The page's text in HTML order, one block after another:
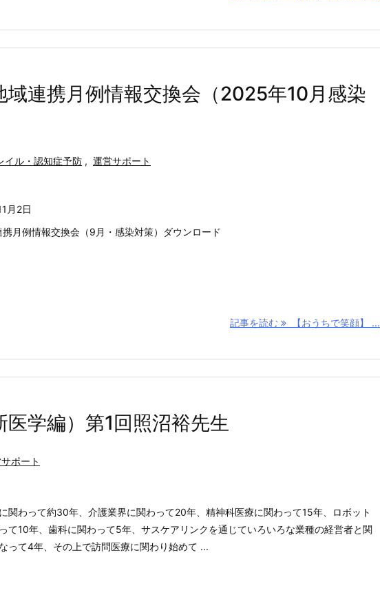
域連携月例情報交換会（2025年10月感染
イル・認知症予防 , 運営サポート
月2日
月例情報交換会（9月・感染対策）ダウンロード
記事を読む 【おうちで笑顔】 ...
学編）第1回照沼裕先生
ポート
関わって約30年、介護業界に関わって20年、精神科医療に関わって15年、ロボット
て10年、歯科に関わって5年、サスケアリンクを通じていろいろな業種の経営者と関
って4年、その上で訪問医療に関わり始めて ...